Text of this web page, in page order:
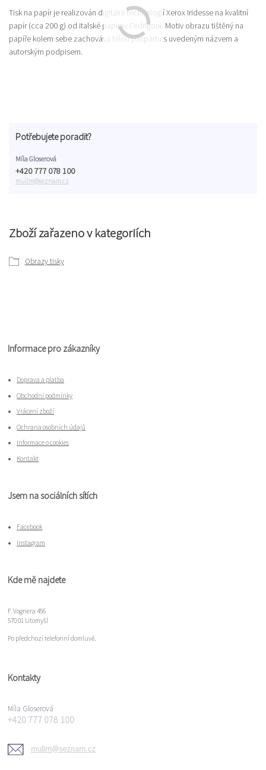
Tisk na papír je realizován digitální technologií Xerox Iridesse na kvalitní
papír (cca 200 g) od italské papírny Fedrigoni. Motiv obrazu tištěný na
papíře kolem sebe zachovává bílou paspartu s uvedeným názvem a
autorským podpisem.
Zboží zařazeno v kategoriích
Obrazy tisky
Potřebujete poradit?
Míla Gloserová
+420 777 078 100
mulim@seznam.cz
Informace pro zákazníky
Doprava a platba
Obchodní podmínky
Vrácení zboží
Ochrana osobních údajů
Informace o cookies
Kontakt
Jsem na sociálních sítích
Facebook
Instagram
Kde mě najdete
F. Vognera 456
570 01 Litomyšl
Po předchozí telefonní domluvě.
Kontakty
Míla Gloserová
+420 777 078 100
mulim@seznam.cz